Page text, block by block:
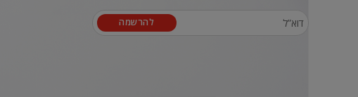
להרשמה